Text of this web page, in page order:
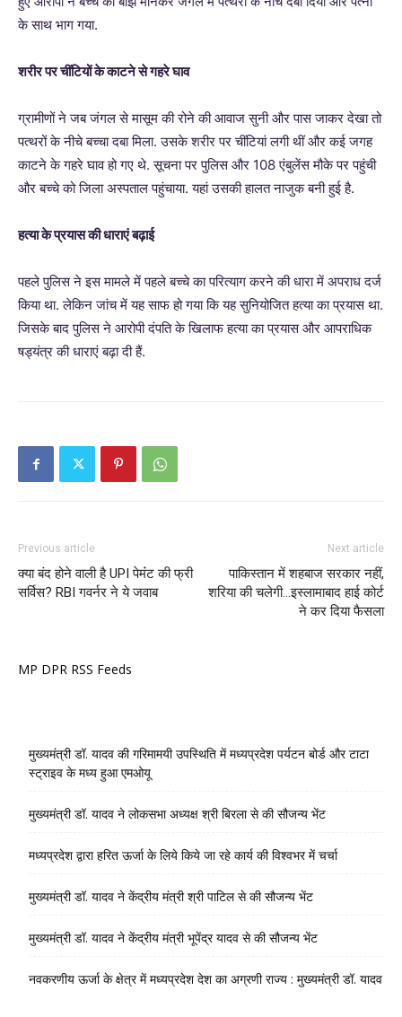
के साथ भाग गया.
शरीर पर चींटियों के काटने से गहरे घाव
ग्रामीणों ने जब जंगल से मासूम की रोने की आवाज सुनी और पास जाकर देखा तो
पत्थरों के नीचे बच्चा दबा मिला. उसके शरीर पर चींटियां लगी थीं और कई जगह
काटने के गहरे घाव हो गए थे. सूचना पर पुलिस और 108 एंबुलेंस मौके पर पहुंची
और बच्चे को जिला अस्पताल पहुंचाया. यहां उसकी हालत नाजुक बनी हुई है.
हत्या के प्रयास की धाराएं बढ़ाई
पहले पुलिस ने इस मामले में पहले बच्चे का परित्याग करने की धारा में अपराध दर्ज
किया था. लेकिन जांच में यह साफ हो गया कि यह सुनियोजित हत्या का प्रयास था.
जिसके बाद पुलिस ने आरोपी दंपति के खिलाफ हत्या का प्रयास और आपराधिक
षड्यंत्र की धाराएं बढ़ा दी हैं.
Previous article
क्या बंद होने वाली है UPI पेमंंट की फ्री
सर्विस? RBI गवर्नर ने ये जवाब
Next article
पाकिस्तान में शहबाज सरकार नहीं,
शरिया की चलेगी…इस्लामाबाद हाई कोर्ट
ने कर दिया फैसला
MP DPR RSS Feeds
मुख्यमंत्री डॉ. यादव की गरिमामयी उपस्थिति में मध्यप्रदेश पर्यटन बोर्ड और टाटा
स्ट्राइव के मध्य हुआ एमओयू
मुख्यमंत्री डॉ. यादव ने लोकसभा अध्यक्ष श्री बिरला से की सौजन्य भेंट
मध्यप्रदेश द्वारा हरित ऊर्जा के लिये किये जा रहे कार्य की विश्वभर में चर्चा
मुख्यमंत्री डॉ. यादव ने केंद्रीय मंत्री श्री पाटिल से की सौजन्य भेंट
मुख्यमंत्री डॉ. यादव ने केंद्रीय मंत्री भूपेंद्र यादव से की सौजन्य भेंट
नवकरणीय ऊर्जा के क्षेत्र में मध्यप्रदेश देश का अग्रणी राज्य : मुख्यमंत्री डॉ. यादव